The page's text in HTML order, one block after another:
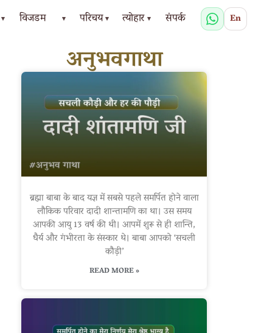
▾ विजडम ▾ परिचय▾ त्योहार ▾ संपर्क En
अनुभवगाथा
ब्रह्मा बाबा के बाद यज्ञ में सबसे पहले समर्पित होने वाला
लौकिक परिवार दादी शान्तामणि का था। उस समय
आपकी आयु 13 वर्ष की थी। आपमें शुरू से ही शान्ति,
धैर्य और गंभीरता के संस्कार थे। बाबा आपको ‘सचली
कौड़ी’
READ MORE »